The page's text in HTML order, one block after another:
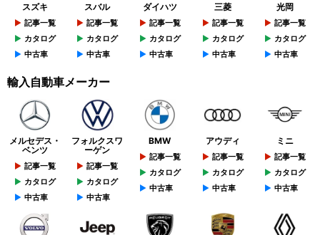
スズキ
記事一覧
カタログ
中古車
スバル
記事一覧
カタログ
中古車
ダイハツ
記事一覧
カタログ
中古車
三菱
記事一覧
カタログ
中古車
光岡
記事一覧
カタログ
中古車
輸入自動車メーカー
メルセデス・
ベンツ
記事一覧
カタログ
中古車
フォルクスワ
ーゲン
記事一覧
カタログ
中古車
BMW
記事一覧
カタログ
中古車
アウディ
記事一覧
カタログ
中古車
ミニ
記事一覧
カタログ
中古車